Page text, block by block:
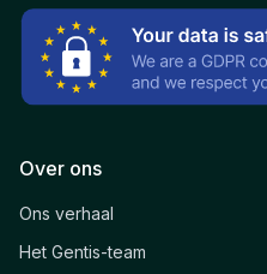
Over ons
Ons verhaal
Het Gentis-team